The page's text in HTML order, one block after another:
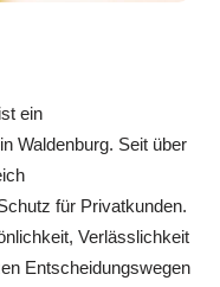
ein
Waldenburg. Seit über
für Privatkunden.
Verlässlichkeit
Entscheidungswegen